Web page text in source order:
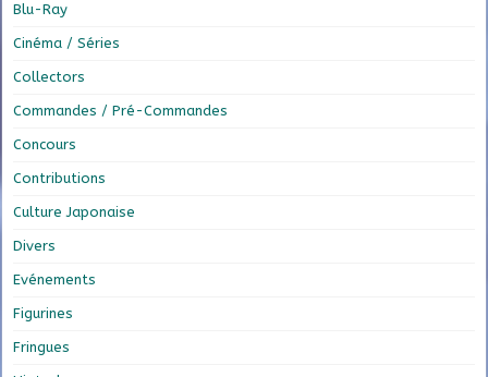
Blu-Ray
Cinéma / Séries
Collectors
Commandes / Pré-Commandes
Concours
Contributions
Culture Japonaise
Divers
Evénements
Figurines
Fringues